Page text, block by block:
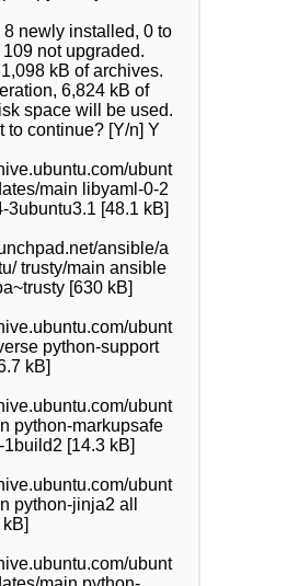
newly installed, 0 to
not upgraded.
kB of archives.
6,824 kB of
space will be used.
to continue? [Y/n] Y
ubunt
main libyaml-0-2
3ubuntu3.1 [48.1 kB]
ansible/a
trusty/main ansible
[630 kB]
ubunt
python-support
kB]
ubunt
python-markupsafe
[14.3 kB]
ubunt
python-jinja2 all
ubunt